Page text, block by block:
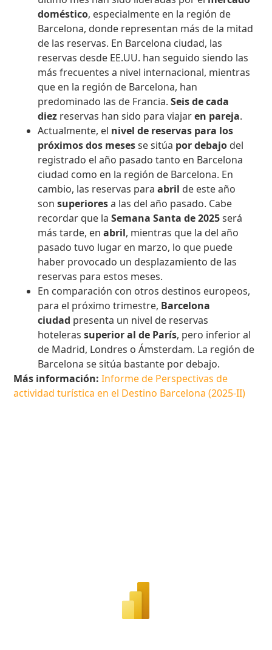
doméstico, especialmente en la región de
Barcelona, donde representan más de la mitad
de las reservas. En Barcelona ciudad, las
reservas desde EE.UU. han seguido siendo las
más frecuentes a nivel internacional, mientras
que en la región de Barcelona, han
predominado las de Francia.Seis de cada
diez reservas han sido para viajaren pareja.
Actualmente, el nivel de reservas para los
próximos dos mesesse sitúa por debajo del
registrado el año pasado tanto en Barcelona
ciudad como en la región de Barcelona. En
cambio, las reservas paraabril de este año
sonsuperioresa las del año pasado. Cabe
recordar que laSemana Santa de 2025será
más tarde, enabril, mientras que la del año
pasado tuvo lugar en marzo, lo que puede
haber provocado un desplazamiento de las
reservas para estos meses.
En comparación con otros destinos europeos,
para el próximo trimestre, Barcelona
ciudad presenta un nivel de reservas
hotelerassuperior al de París, pero inferior al
de Madrid, Londres o Ámsterdam. La región de
Barcelona se sitúa bastante por debajo.
Más información: Informe de Perspectivas de
actividad turística en el Destino Barcelona (2025-II)